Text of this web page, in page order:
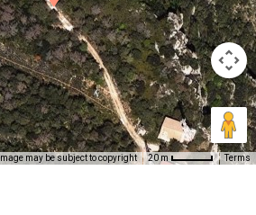
Image may be subject to copyright 20 m Terms